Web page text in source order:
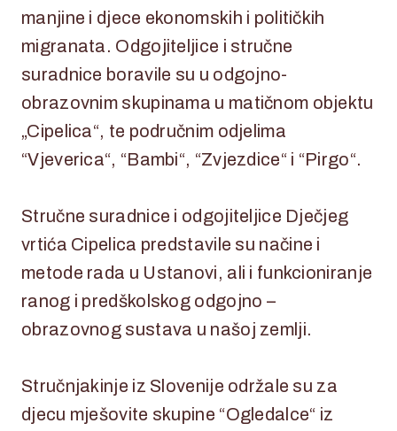
manjine i djece ekonomskih i političkih
migranata. Odgojiteljice i stručne
suradnice boravile su u odgojno-
obrazovnim skupinama u matičnom objektu
„Cipelica“, te područnim odjelima
“Vjeverica“, “Bambi“, “Zvjezdice“ i “Pirgo“.
Stručne suradnice i odgojiteljice Dječjeg
vrtića Cipelica predstavile su načine i
metode rada u Ustanovi, ali i funkcioniranje
ranog i predškolskog odgojno –
obrazovnog sustava u našoj zemlji.
Stručnjakinje iz Slovenije održale su za
djecu mješovite skupine “Ogledalce“ iz